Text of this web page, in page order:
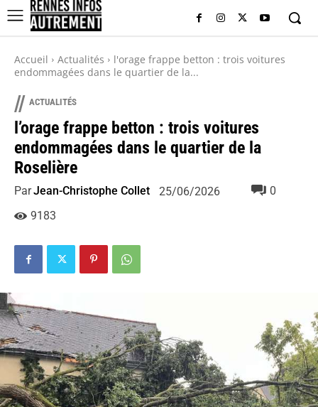
Accueil Actualités
l'orage frappe betton : trois voitures
endommagées dans le quartier de la...
// ACTUALITÉS
l’orage frappe betton : trois voitures
endommagées dans le quartier de la
Roselière
ParJean-Christophe Collet 25/06/2026
0
9183